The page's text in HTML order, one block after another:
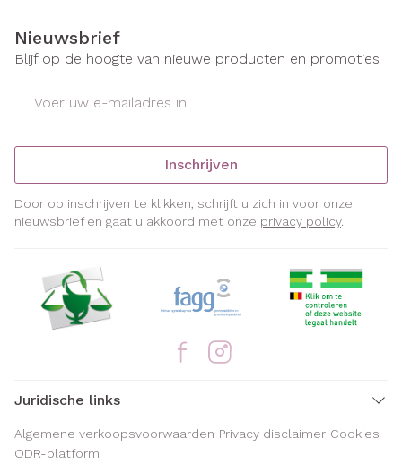
Nieuwsbrief
Blijf op de hoogte van nieuwe producten en promoties
Inschrijven
Door op inschrijven te klikken, schrijft u zich in voor onze
nieuwsbrief en gaat u akkoord met onze privacy policy.
Juridische links
Algemene verkoopsvoorwaarden Privacy disclaimer Cookies
ODR-platform